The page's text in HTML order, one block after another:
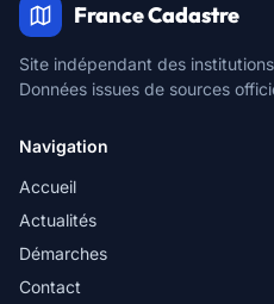
France Cadastre
Site indépendant des
Données issues de sources
Navigation
Accueil
Actualités
Démarches
Contact